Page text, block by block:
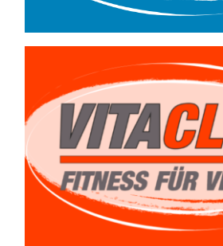
Gern
wir Ihnen
Angebot.